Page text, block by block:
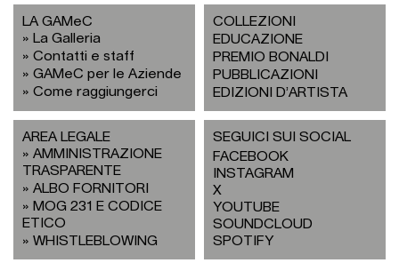
LA GAMeC
La Galleria
Contatti e staff
GAMeC per le Aziende
Come raggiungerci
COLLEZIONI
EDUCAZIONE
PREMIO BONALDI
PUBBLICAZIONI
EDIZIONI D’ARTISTA
AREA LEGALE
AMMINISTRAZIONE
TRASPARENTE
ALBO FORNITORI
MOG 231 E CODICE
ETICO
WHISTLEBLOWING
SEGUICI SUI SOCIAL
FACEBOOK
INSTAGRAM
X
YOUTUBE
SOUNDCLOUD
SPOTIFY